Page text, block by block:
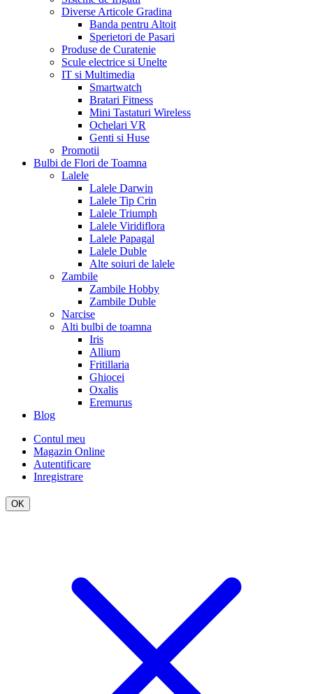
Diverse Articole Gradina
Banda pentru Altoit
Sperietori de Pasari
Produse de Curatenie
Scule electrice si Unelte
IT si Multimedia
Smartwatch
Bratari Fitness
Mini Tastaturi Wireless
Ochelari VR
Genti si Huse
Promotii
Bulbi de Flori de Toamna
Lalele
Lalele Darwin
Lalele Tip Crin
Lalele Triumph
Lalele Viridiflora
Lalele Papagal
Lalele Duble
Alte soiuri de lalele
Zambile
Zambile Hobby
Zambile Duble
Narcise
Alti bulbi de toamna
Iris
Allium
Fritillaria
Ghiocei
Oxalis
Eremurus
Blog
Contul meu
Magazin Online
Autentificare
Inregistrare
OK